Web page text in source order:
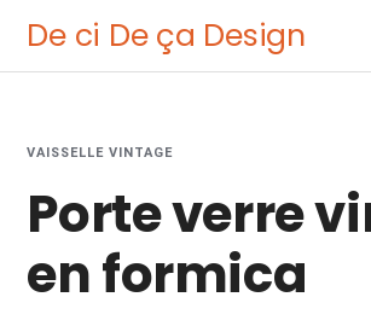
De ci De ça Design
VAISSELLE VINTAGE
Porte verre
en formica